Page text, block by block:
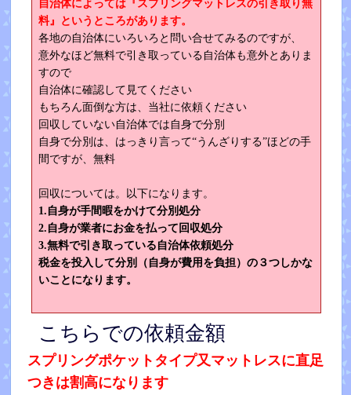
自治体によっては『スプリングマットレスの引き取り無
料』というところがあります。
各地の自治体にいろいろと問い合せてみるのですが、
意外なほど無料で引き取っている自治体も意外とありま
すので
自治体に確認して見てください
もちろん面倒な方は、当社に依頼ください
回収していない自治体では自身で分別
自身で分別は、はっきり言って“うんざりする”ほどの手
間ですが、無料
回収については。以下になります。
1.自身が手間暇をかけて分別処分
2.自身が業者にお金を払って回収処分
3.無料で引き取っている自治体依頼処分
税金を投入して分別（自身が費用を負担）の３つしかな
いことになります。
こちらでの依頼金額
スプリングポケットタイプ又マットレスに直足
つきは割高になります